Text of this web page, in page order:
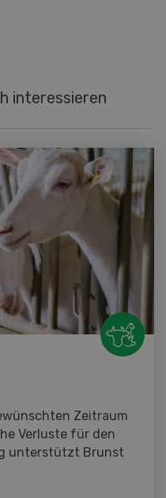
interessieren
Zeitraum
Verluste für den
unterstützt Brunst